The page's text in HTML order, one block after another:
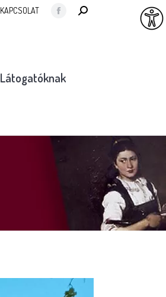
KAPCSOLAT
Facebook
new
SEARCH:
Látogatóknak